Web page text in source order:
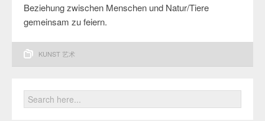
Beziehung zwischen Menschen und Natur/Tiere
gemeinsam zu feiern.
KUNST 艺术